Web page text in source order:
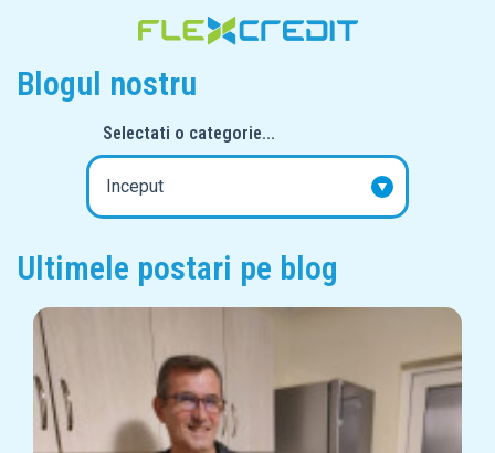
Blogul nostru
Selectati o categorie...
Ultimele postari pe blog